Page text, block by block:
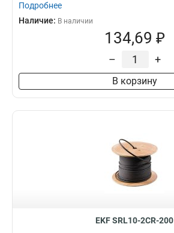
Подробнее
Наличие: В наличии
134,69 ₽
– +
В корзину
EKF SRL10-2CR-200